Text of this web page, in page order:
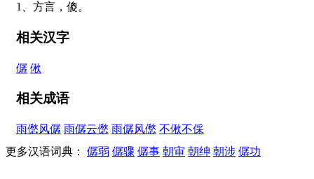
1、方言，傻。
相关汉字
僝 偢
相关成语
雨僽风僝 雨僝云僽 雨僝风僽 不偢不倸
更多汉语词典： 僝弱 僝骤 僝事 朝审 朝绅 朝涉 僝功